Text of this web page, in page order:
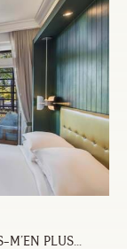
M’EN PLUS...